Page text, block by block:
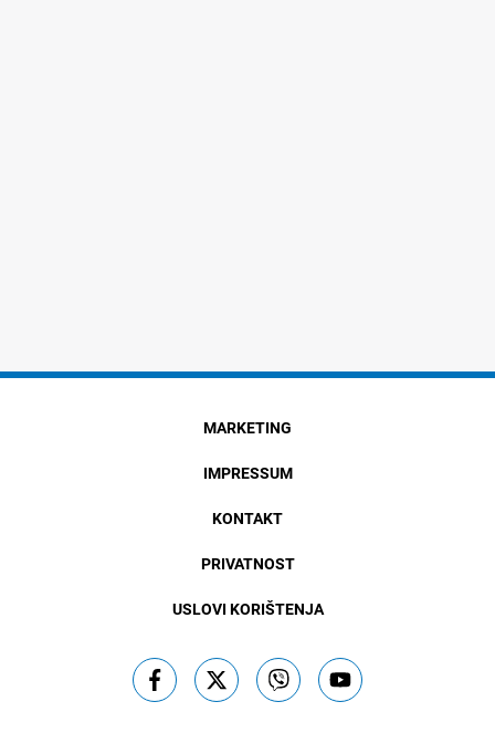
MARKETING
IMPRESSUM
KONTAKT
PRIVATNOST
USLOVI KORIŠTENJA